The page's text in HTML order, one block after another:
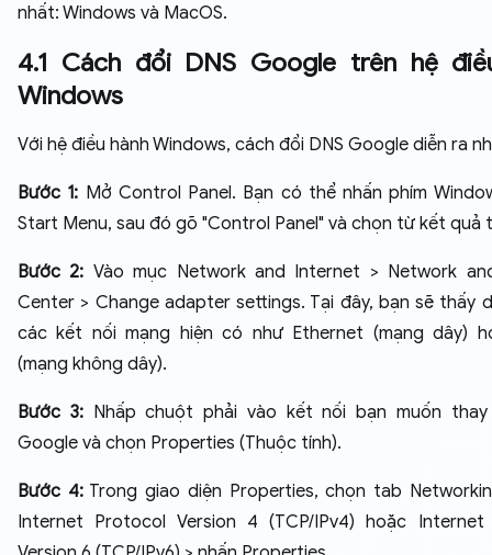
nhất: Windows và MacOS.
4.1 Cách đổi DNS Google trên hệ
Windows
Với hệ điều hành Windows, cách đổi DNS Google diễn ra
Bước 1: Mở Control Panel. Bạn có thể nhấn phím
Start Menu, sau đó gõ "Control Panel" và chọn từ kết quả
Bước 2: Vào mục Network and Internet > Network
Center > Change adapter settings. Tại đây, bạn sẽ thấy
các kết nối mạng hiện có như Ethernet (mạng dây)
(mạng không dây).
Bước 3: Nhấp chuột phải vào kết nối bạn muốn thay
Google và chọn Properties (Thuộc tính).
Bước 4:Trong giao diện Properties, chọn tab
Internet Protocol Version 4 (TCP/IPv4) hoặc